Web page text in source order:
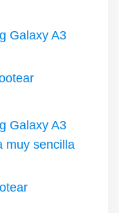
Galaxy A3
Galaxy A3
muy sencilla